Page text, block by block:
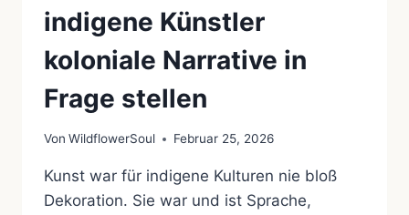
indigene Künstler
koloniale Narrative in
Frage stellen
Von WildflowerSoul Februar 25, 2026
Kunst war für indigene Kulturen nie bloß
Dekoration. Sie war und ist Sprache,